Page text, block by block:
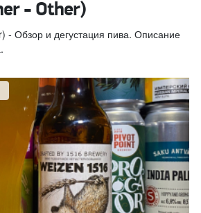
- Other)
- Обзор и дегустация пива. Описание